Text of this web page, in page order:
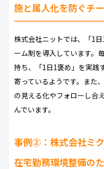
施と属人化を防ぐチ
株式会社ニットでは、「1
ーム制を導入しています。
持ち、「1日1褒め」を実践
寄っているようです。また
の見える化やフォローし合
んでいます。
事例②： 株式会社ミ
在宅勤務環境整備の